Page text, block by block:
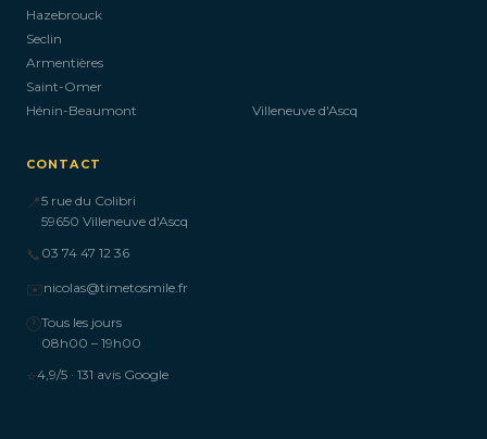
Hazebrouck
Seclin
Armentières
Saint-Omer
Hénin-Beaumont
Villeneuve d'Ascq
CONTACT
📍5 rue du Colibri
59650 Villeneuve d'Ascq
📞 03 74 47 12 36
✉️nicolas@timetosmile.fr
🕐Tous les jours
08h00 – 19h00
⭐4,9/5 · 131 avis Google